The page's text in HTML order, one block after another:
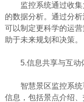
监控系统通过收集
的数据分析。通过分
可以制定更科学的运
助于未来规划和决策。
5.信息共享与互动
智慧景区监控系统
信息，包括景点介绍